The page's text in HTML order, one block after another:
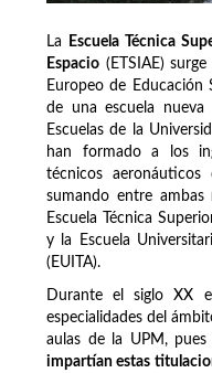
La
Escuela Técnica
Espacio (ETSIAE)
Europeo de Educación
de una escuela
Escuelas de la
han formado a los
técnicos
sumando entre ambas
Escuela Técnica
y la Escuela
(EUITA).
Durante el siglo XX
especialidades del
aulas de la UPM,
impartían estas